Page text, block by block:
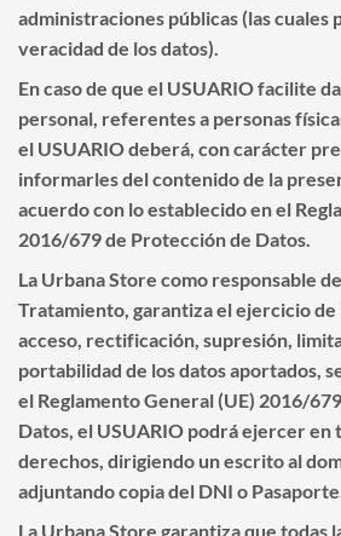
administraciones públicas (las cuales
veracidad de los datos).
En caso de que el USUARIO facilite
personal, referentes a personas
el USUARIO deberá, con carácter
informarles del contenido de la
acuerdo con lo establecido en el
2016/679 de Protección de Datos.
La Urbana Store como responsable
Tratamiento, garantiza el ejercicio de
acceso, rectificación, supresión,
portabilidad de los datos aportados,
el Reglamento General (UE) 2016/
Datos, el USUARIO podrá ejercer en
derechos, dirigiendo un escrito al
adjuntando copia del DNI o
La Urbana Store garantiza que todas